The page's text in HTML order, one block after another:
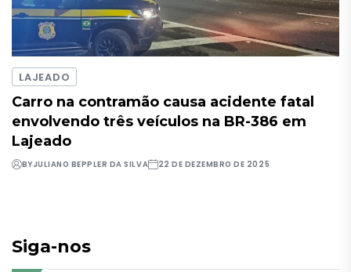
LAJEADO
Carro na contramão causa acidente fatal
envolvendo três veículos na BR-386 em
Lajeado
BYJULIANO BEPPLER DA SILVA 22 DE DEZEMBRO DE 2025
Siga-nos